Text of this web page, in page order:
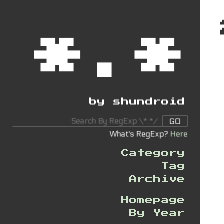
*.*
by shundroid
GO
What's RegExp? Here
Category
Tag
Archive
Homepage
By Year